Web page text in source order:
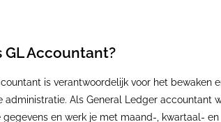
GL Accountant?
is verantwoordelijk voor het bewaken
administratie. Als General Ledger accountant
gegevens en werk je met maand-, kwartaal- en